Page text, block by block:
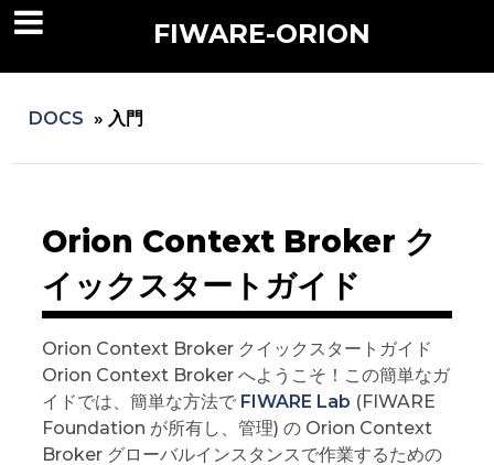
FIWARE-ORION
DOCS » 入門
Orion Context Broker ク
イックスタートガイド
Orion Context Broker クイックスタートガイド
Orion Context Broker へようこそ！この簡単なガ
イドでは、簡単な方法で FIWARE Lab (FIWARE
Foundation が所有し、管理) の Orion Context
Broker グローバルインスタンスで作業するための